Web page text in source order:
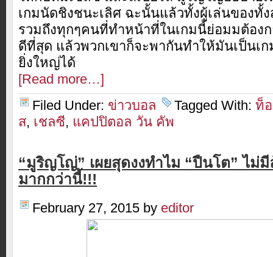
เกมนัดชิงชนะเลิศ ฉะนั้นแล้วทั้งผู้เล่นของทั้
รวมถึงทุกๆคนที่ทำหน้าที่ในเกมนี้ย่อมมต้อง
ดีที่สุด แล้วพวกเขาก็จะพากันทำให้มันเป็นเ
ยิ่งใหญ่ได้
[Read more…]
Filed Under: ข่าวบอล Tagged With: ท็
ส, เชลซี, แคปปิตอล วัน คัพ
“มูริญโญ่” เผยสุดงงทำไม “ปืนโต” ไม่
มากกว่านี้!!!
February 27, 2015 by editor